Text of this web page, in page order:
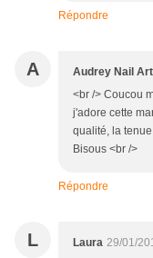
Répondre
A Audrey Nail Art
<br /> Coucou
j'adore cette
qualité, la
Bisous <br />
Répondre
L Laura 29/01/